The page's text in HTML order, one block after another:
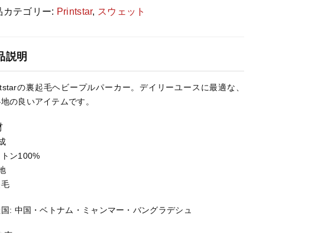
カテゴリー: Printstar, スウェット
説明
の裏起毛ヘビープルパーカー。デイリーユースに最適な、
の良いアイテムです。
トン100%
: 中国・ベトナム・ミャンマー・バングラデシュ